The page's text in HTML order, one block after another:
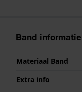
Band informatie
Materiaal Band
Extra info